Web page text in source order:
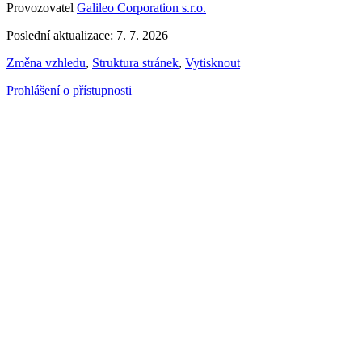
Provozovatel Galileo Corporation s.r.o.
Poslední aktualizace: 7. 7. 2026
Změna vzhledu, Struktura stránek, Vytisknout
Prohlášení o přístupnosti